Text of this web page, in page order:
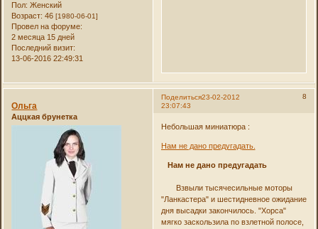
Пол: Женский
Возраст: 46[1980-06-01]
Провел на форуме:
2 месяца 15 дней
Последний визит:
13-06-2016 22:49:31
Поделиться 8
23-02-2012
23:07:43
Ольга
Аццкая брунетка
Небольшая миниатюра :
Нам не дано предугадать.
Нам не дано предугадать
Взвыли тысячесильные моторы
"Ланкастера" и шестидневное ожидание
дня высадки закончилось. "Хорса"
мягко заскользила по взлетной полосе,